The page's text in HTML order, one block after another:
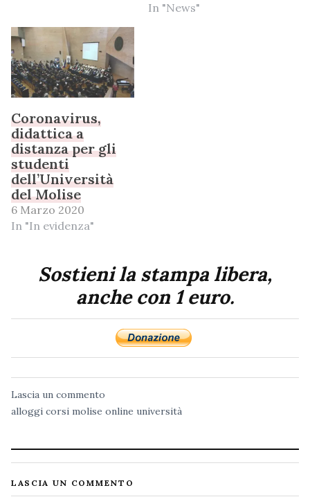
In "News"
Coronavirus,
didattica a
distanza per gli
studenti
dell’Università
del Molise
6 Marzo 2020
In "In evidenza"
Sostieni la stampa libera,
anche con 1 euro.
Lascia un commento
alloggi corsi molise online università
LASCIA UN COMMENTO